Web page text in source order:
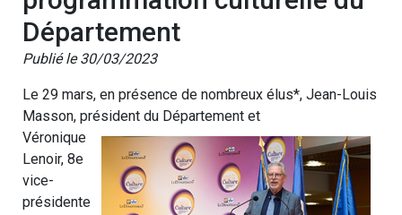
Département
Publié le 30/03/2023
Le 29 mars, en présence de nombreux élus*, Jean-Louis
Masson, président du Département et
Véronique
Lenoir, 8e
vice-
présidente